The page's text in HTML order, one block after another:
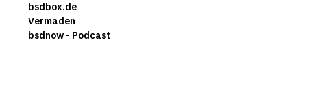
bsdbox.de
Vermaden
bsdnow - Podcast